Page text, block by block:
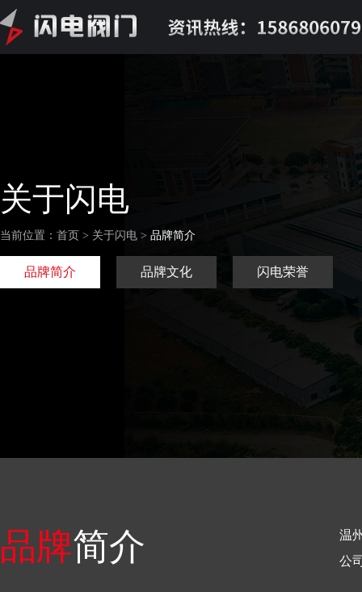
关于闪电
当前位置：首页 > 关于闪电 > 品牌简介
品牌简介 品牌文化 闪电荣誉
品牌简介
温
公